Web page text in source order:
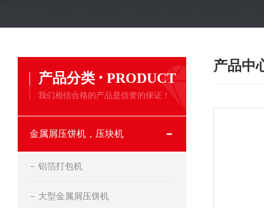
产品分类 · PRODUCT
我们相信合格的产品是信誉的保证！
金属屑压饼机，压块机
铝箔打包机
大型金属屑压饼机
产品中